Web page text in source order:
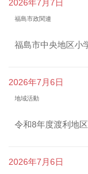
2026年7月7日
福島市政関連
福島市中央地区小
2026年7月6日
地域活動
令和8年度渡利地
2026年7月6日